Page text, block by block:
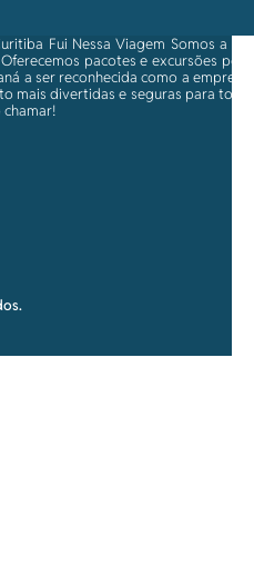
Fui Nessa Viagem Somos a
pacotes e excursões
a ser reconhecida como a
mais divertidas e seguras para
chamar!